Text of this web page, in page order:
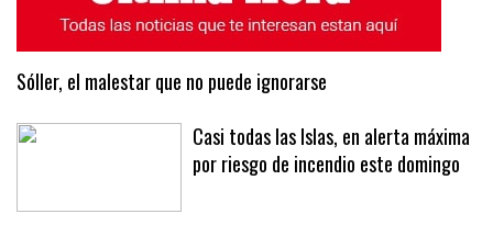
Sóller, el malestar que no puede ignorarse
Casi todas las Islas, en alerta máxima
por riesgo de incendio este domingo